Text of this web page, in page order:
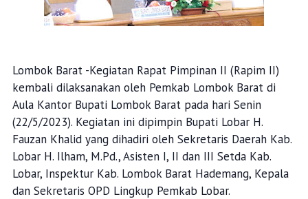
Lombok Barat -Kegiatan Rapat Pimpinan II (Rapim II)
kembali dilaksanakan oleh Pemkab Lombok Barat di
Aula Kantor Bupati Lombok Barat pada hari Senin
(22/5/2023). Kegiatan ini dipimpin Bupati Lobar H.
Fauzan Khalid yang dihadiri oleh Sekretaris Daerah Kab.
Lobar H. Ilham, M.Pd., Asisten I, II dan III Setda Kab.
Lobar, Inspektur Kab. Lombok Barat Hademang, Kepala
dan Sekretaris OPD Lingkup Pemkab Lobar.